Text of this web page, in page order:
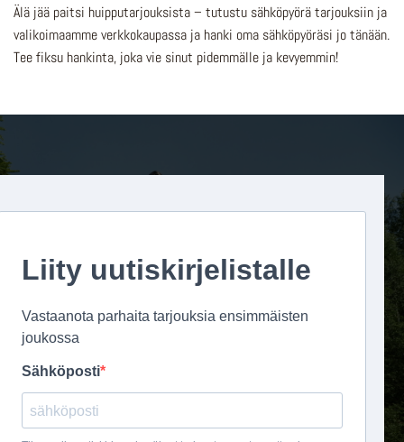
Älä jää paitsi huipputarjouksista – tutustu sähköpyörä tarjouksiin ja
valikoimaamme verkkokaupassa ja hanki oma sähköpyöräsi jo tänään.
Tee fiksu hankinta, joka vie sinut pidemmälle ja kevyemmin!